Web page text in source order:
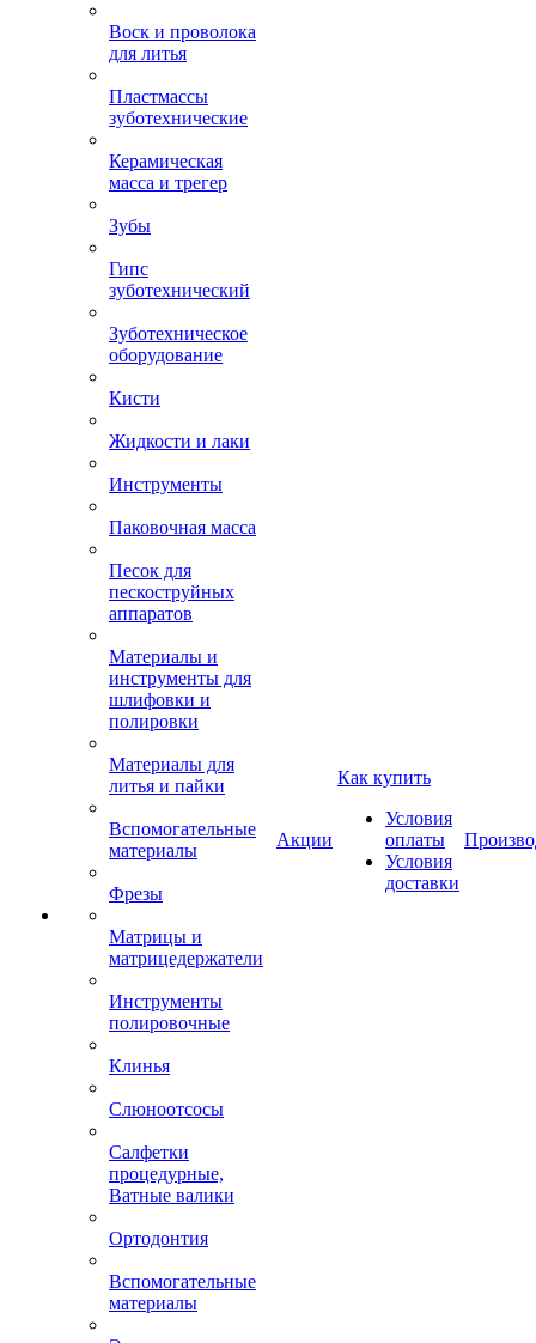
Воск и проволока
для литья
Пластмассы
зуботехнические
Керамическая
масса и трегер
Зубы
Гипс
зуботехнический
Зуботехническое
оборудование
Кисти
Жидкости и лаки
Инструменты
Паковочная масса
Песок для
пескоструйных
аппаратов
Материалы и
инструменты для
шлифовки и
полировки
Материалы для
литья и пайки
Вспомогательные
материалы
Фрезы
Матрицы и
матрицедержатели
Инструменты
полировочные
Клинья
Слюноотсосы
Салфетки
процедурные,
Ватные валики
Ортодонтия
Вспомогательные
материалы
Акции
Как купить
Условия
оплаты
Условия
доставки